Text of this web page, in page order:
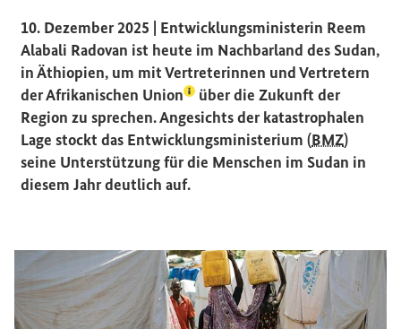
10. Dezember 2025 | Entwicklungsministerin Reem
Alabali Radovan ist heute im Nachbarland des Sudan,
in Äthiopien, um mit Vertreterinnen und Vertretern
derAfrikanischen Union(Lexikon-Eintrag zum Begriff
über die Zukunft der
Region zu sprechen. Angesichts der katastrophalen
Lage stockt das Entwicklungsministerium (BMZ)
seine Unterstützung für die Menschen im Sudan in
diesem Jahr deutlich auf.